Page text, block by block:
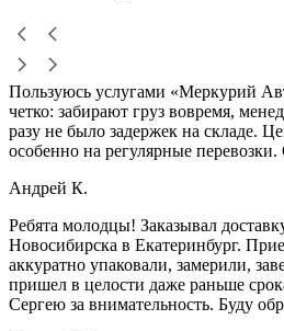
Пользуюсь услугами «Меркурий
четко: забирают груз вовремя,
разу не было задержек на складе.
особенно на регулярные
Андрей К.
Ребята молодцы! Заказывал
Новосибирска в Екатеринбург.
аккуратно упаковали, замерили,
пришел в целости даже раньше
Сергею за внимательность. Буду